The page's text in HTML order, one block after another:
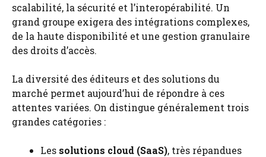
scalabilité, la sécurité et l’interopérabilité. Un
grand groupe exigera des intégrations complexes,
de la haute disponibilité et une gestion granulaire
des droits d’accès.
La diversité des éditeurs et des solutions du
marché permet aujourd’hui de répondre à ces
attentes variées. On distingue généralement trois
grandes catégories :
Les solutions cloud (SaaS), très répandues